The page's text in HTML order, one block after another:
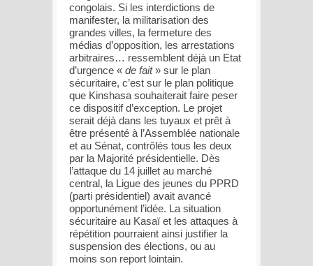
congolais. Si les interdictions de
manifester, la militarisation des
grandes villes, la fermeture des
médias d’opposition, les arrestations
arbitraires… ressemblent déjà un Etat
d’urgence « de fait» sur le plan
sécuritaire, c’est sur le plan politique
que Kinshasa souhaiterait faire peser
ce dispositif d’exception. Le projet
serait déjà dans les tuyaux et prêt à
être présenté à l’Assemblée nationale
et au Sénat, contrôlés tous les deux
par la Majorité présidentielle. Dès
l’attaque du 14 juillet au marché
central, la Ligue des jeunes du PPRD
(parti présidentiel) avait avancé
opportunément l’idée. La situation
sécuritaire au Kasaï et les attaques à
répétition pourraient ainsi justifier la
suspension des élections, ou au
moins son report lointain.